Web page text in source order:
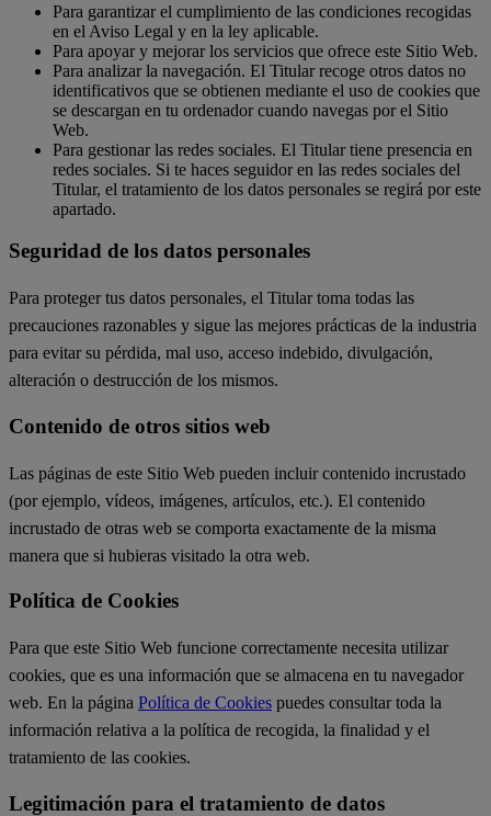
Para garantizar el cumplimiento de las condiciones recogidas
en el Aviso Legal y en la ley aplicable.
Para apoyar y mejorar los servicios que ofrece este Sitio Web.
Para analizar la navegación. El Titular recoge otros datos no
identificativos que se obtienen mediante el uso de cookies que
se descargan en tu ordenador cuando navegas por el Sitio
Web.
Para gestionar las redes sociales. El Titular tiene presencia en
redes sociales. Si te haces seguidor en las redes sociales del
Titular, el tratamiento de los datos personales se regirá por este
apartado.
Seguridad de los datos personales
Para proteger tus datos personales, el Titular toma todas las
precauciones razonables y sigue las mejores prácticas de la industria
para evitar su pérdida, mal uso, acceso indebido, divulgación,
alteración o destrucción de los mismos.
Contenido de otros sitios web
Las páginas de este Sitio Web pueden incluir contenido incrustado
(por ejemplo, vídeos, imágenes, artículos, etc.). El contenido
incrustado de otras web se comporta exactamente de la misma
manera que si hubieras visitado la otra web.
Política de Cookies
Para que este Sitio Web funcione correctamente necesita utilizar
cookies, que es una información que se almacena en tu navegador
web. En la página Política de Cookies puedes consultar toda la
información relativa a la política de recogida, la finalidad y el
tratamiento de las cookies.
Legitimación para el tratamiento de datos